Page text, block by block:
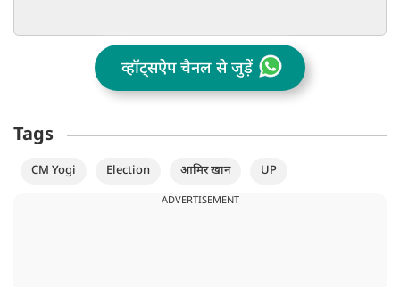
व्हॉट्सऐप चैनल से जुड़ें
Tags
CM Yogi Election आमिर खान UP
ADVERTISEMENT